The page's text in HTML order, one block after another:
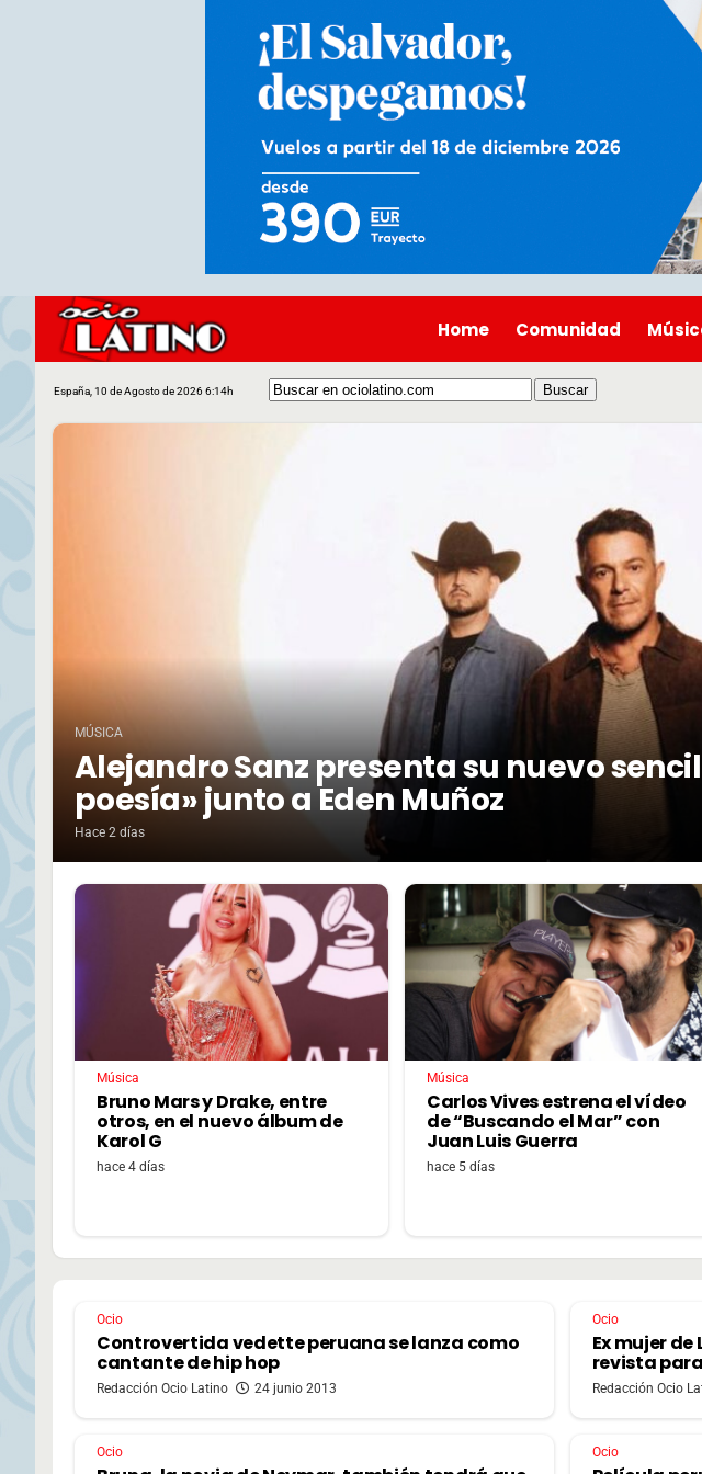
Home Comunidad
España, 10 de Agosto de 2026 6:14h
MÚSICA
Alejandro Sanz presenta su nuevo
poesía» junto a Eden Muñoz
Hace 2 días
Música
Bruno Mars y Drake, entre
otros, en el nuevo álbum de
Karol G
hace 4 días
Música
Carlos Vives estrena el vídeo
de “Buscando el Mar” con
Juan Luis Guerra
hace 5 días
Ocio
Controvertida vedette peruana se lanza como
cantante de hip hop
Redacción Ocio Latino 24 junio 2013
Ocio
Ex mujer
revista
Redacción Ocio
Ocio Ocio